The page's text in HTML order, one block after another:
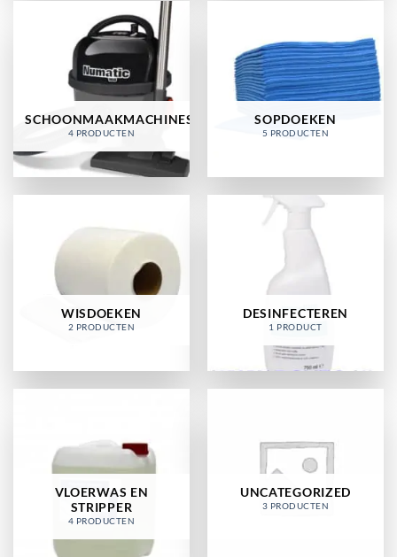
SCHOONMAAKMACHINES
4 PRODUCTEN
SOPDOEKEN
5 PRODUCTEN
WISDOEKEN
2 PRODUCTEN
DESINFECTEREN
1 PRODUCT
VLOERWAS EN
STRIPPER
4 PRODUCTEN
UNCATEGORIZED
3 PRODUCTEN